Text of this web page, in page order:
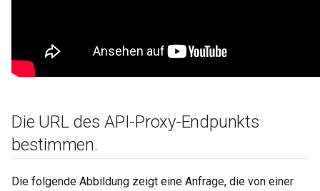
Die URL des API-Proxy-Endpunkts
bestimmen.
Die folgende Abbildung zeigt eine Anfrage, die von einer